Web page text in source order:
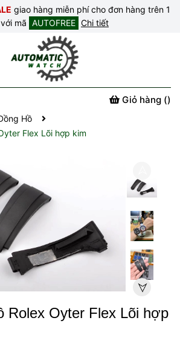
giao hàng miễn phí cho đơn hàng trên 1
mã AUTOFREE Chi tiết
Giỏ hàng ()
Hồ
Flex Lõi hợp kim
Rolex Oyter Flex Lõi hợp